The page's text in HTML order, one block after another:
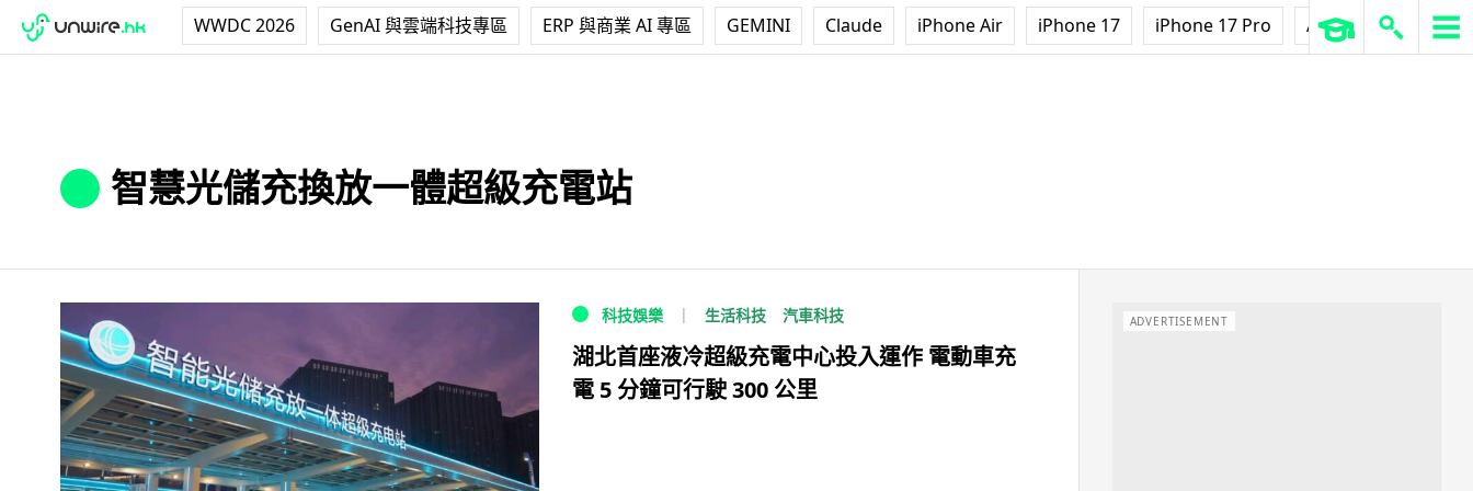
WWDC 2026 GenAI 與雲端科技專區 ERP 與商業 AI 專區 GEMINI Claude iPhone Air iPhone 17 iPhone 17 Pro AirPods Pro 3
智慧光儲充換放一體超級充電站
科技娛樂 生活科技 汽車科技
湖北首座液冷超級充電中心投入運作 電動車充
電 5 分鐘可行駛 300 公里
ADVERTISEMENT